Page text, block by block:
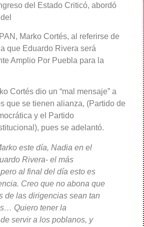
del Estado Criticó, abordó
Marko Cortés, al referirse de
que Eduardo Rivera será
Amplio Por Puebla para la
Cortés dio un “mal mensaje” a
que se tienen alianza, (Partido de
y el Partido
pues se adelantó.
este día, Nadia en el
Rivera- el más
al final del día esto es
Creo que no abona que
de las dirigencias sean tan
Quiero tener la
servir a los poblanos, y